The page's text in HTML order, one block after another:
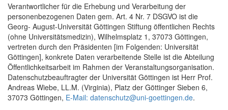
Verantwortlicher für die Erhebung und Verarbeitung der
personenbezogenen Daten gem. Art. 4 Nr. 7 DSGVO ist die
Georg- August-Universität Göttingen Stiftung öffentlichen Rechts
(ohne Universitätsmedizin), Wilhelmsplatz 1, 37073 Göttingen,
vertreten durch den Präsidenten [im Folgenden: Universität
Göttingen], konkrete Daten verarbeitende Stelle ist die Abteilung
Öffentlichkeitsarbeit im Rahmen der Veranstaltungsorganisation.
Datenschutzbeauftragter der Universität Göttingen ist Herr Prof.
Andreas Wiebe, LL.M. (Virginia), Platz der Göttinger Sieben 6,
37073 Göttingen, E-Mail: datenschutz@uni-goettingen.de.